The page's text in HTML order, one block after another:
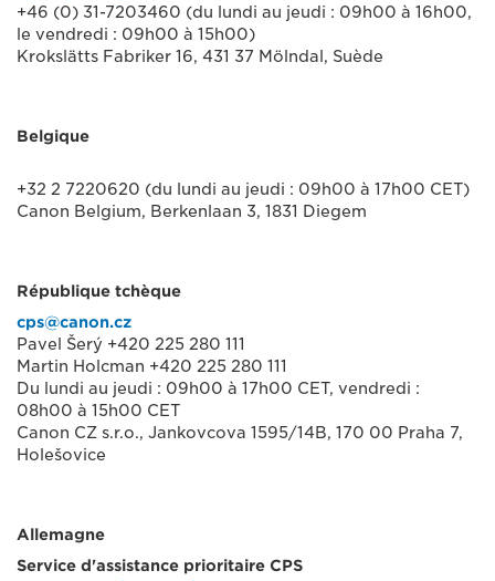
+46 (0) 31-7203460 (du lundi au jeudi : 09h00 à 16h00,
le vendredi : 09h00 à 15h00)
Krokslätts Fabriker 16, 431 37 Mölndal, Suède
Belgique
+32 2 7220620 (du lundi au jeudi : 09h00 à 17h00 CET)
Canon Belgium, Berkenlaan 3, 1831 Diegem
République tchèque
cps@canon.cz
Pavel Šerý +420 225 280 111
Martin Holcman +420 225 280 111
Du lundi au jeudi : 09h00 à 17h00 CET, vendredi :
08h00 à 15h00 CET
Canon CZ s.r.o., Jankovcova 1595/14B, 170 00 Praha 7,
Holešovice
Allemagne
Service d'assistance prioritaire CPS